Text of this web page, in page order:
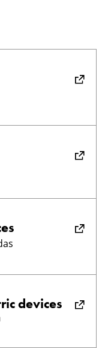
devices